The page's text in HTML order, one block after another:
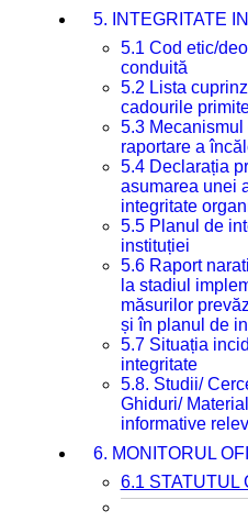
5. INTEGRITATE
5.1 Cod etic/
conduită
5.2 Lista
cadourile
5.3 Mecanismul
raportare a
5.4 Declarația
asumarea unei
integritate
5.5 Planul de
instituției
5.6 Raport
la stadiul
măsurilor
și în planul de
5.7 Situația
integritate
5.8. Studii/
Ghiduri/
informative
6. MONITORUL
6.1 STATUTUL